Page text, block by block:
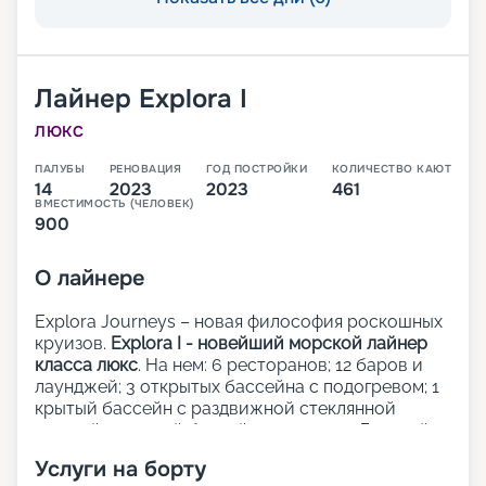
Лайнер Explora I
ЛЮКС
ПАЛУБЫ
14
РЕНОВАЦИЯ
2023
ГОД ПОСТРОЙКИ
2023
КОЛИЧЕСТВО КАЮТ
461
ВМЕСТИМОСТЬ (ЧЕЛОВЕК)
900
О лайнере
Explora Journeys – новая философия роскошных
круизов. Explora I - новейший морской лайнер
класса люкс. На нем: 6 ресторанов; 12 баров и
лаунджей; 3 открытых бассейна с подогревом; 1
крытый бассейн с раздвижной стеклянной
крышей; 1 крытый бассейн; 5 джакузи; Детский
Школа кулинарного мастерства;
Услуги на борту